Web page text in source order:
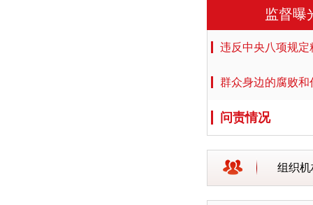
监督曝
违反中央八项规定
群众身边的腐败和
问责情况
组织机